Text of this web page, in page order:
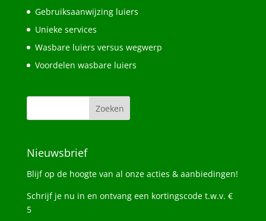
Gebruiksaanwijzing luiers
Unieke services
Wasbare luiers versus wegwerp
Voordelen wasbare luiers
Nieuwsbrief
Blijf op de hoogte van al onze acties & aanbiedingen!
Schrijf je nu in en ontvang een kortingscode t.w.v. €
5